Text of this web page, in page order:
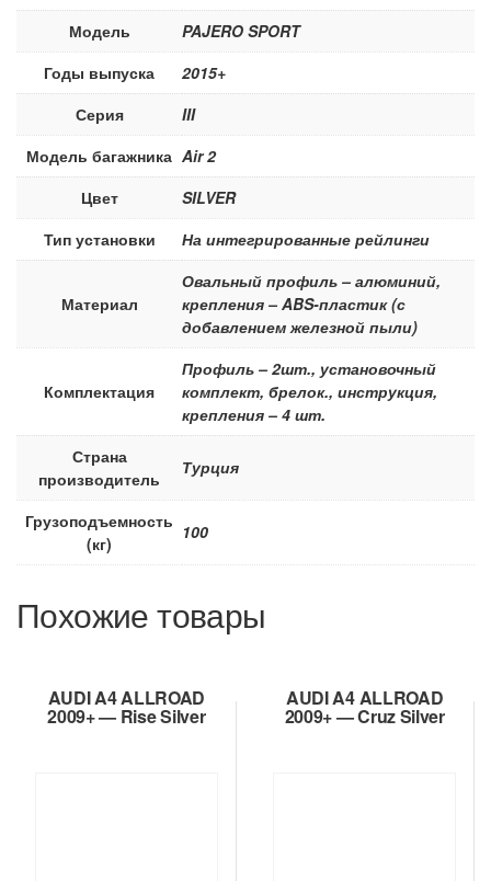
Модель
PAJERO SPORT
Годы выпуска
2015+
Серия
III
Модель багажника Air 2
Цвет
SILVER
Тип установки
На интегрированные рейлинги
Материал
Овальный профиль – алюминий,
крепления – ABS-пластик (с
добавлением железной пыли)
Комплектация
Профиль – 2шт., установочный
комплект, брелок., инструкция,
крепления – 4 шт.
Страна
производитель
Турция
Грузоподъемность
(кг)
100
Похожие товары
AUDI A4 ALLROAD
2009+ — Rise Silver
AUDI A4 ALLROAD
2009+ — Cruz Silver